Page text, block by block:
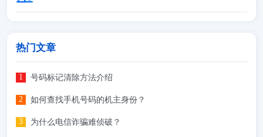
热门文章
号码标记清除方法介绍
如何查找手机号码的机主身份？
为什么电信诈骗难侦破？